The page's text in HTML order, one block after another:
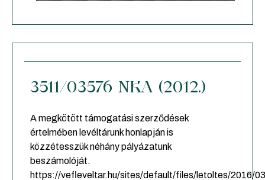
3511/03576 NKA (2012.)
A megkötött támogatási szerződések
értelmében levéltárunk honlapján is
közzétesszük néhány pályázatunk
beszámolóját.
https://vefleveltar.hu/sites/default/files/letoltes/2016/